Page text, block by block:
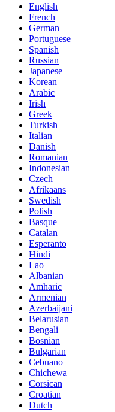
English
French
German
Portuguese
Spanish
Russian
Japanese
Korean
Arabic
Irish
Greek
Turkish
Italian
Danish
Romanian
Indonesian
Czech
Afrikaans
Swedish
Polish
Basque
Catalan
Esperanto
Hindi
Lao
Albanian
Amharic
Armenian
Azerbaijani
Belarusian
Bengali
Bosnian
Bulgarian
Cebuano
Chichewa
Corsican
Croatian
Dutch